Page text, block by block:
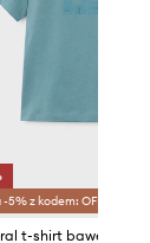
5% z kodem: OFF*